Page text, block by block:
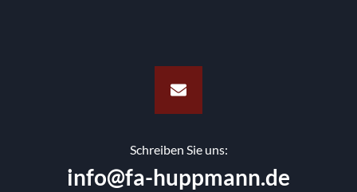
Schreiben Sie uns:
info@fa-huppmann.de